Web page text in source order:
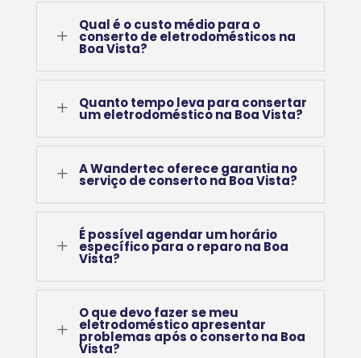
L
Qual é o custo médio para o
conserto de eletrodomésticos na
Boa Vista?
L Quanto tempo leva para consertar
um eletrodoméstico na Boa Vista?
L A Wandertec oferece garantia no
serviço de conserto na Boa Vista?
L
É possível agendar um horário
específico para o reparo na Boa
Vista?
L
O que devo fazer se meu
eletrodoméstico apresentar
problemas após o conserto na Boa
Vista?